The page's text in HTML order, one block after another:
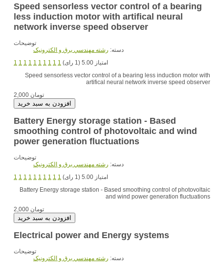
Speed sensorless vector control of a bearing
less induction motor with artifical neural
network inverse speed observer
توضیحات
دسته: رشته مهندسي برق و الکترونيک
1 1 1 1 1 1 1 1 1 1
امتیاز 5.00 (1 رای)
Speed sensorless vector control of a bearing less induction motor with
artifical neural network inverse speed observer
2,000 تومان
Battery Energy storage station - Based
smoothing control of photovoltaic and wind
power generation fluctuations
توضیحات
دسته: رشته مهندسي برق و الکترونيک
1 1 1 1 1 1 1 1 1 1
امتیاز 5.00 (1 رای)
Battery Energy storage station - Based smoothing control of photovoltaic
and wind power generation fluctuations
2,000 تومان
Electrical power and Energy systems
توضیحات
دسته: رشته مهندسي برق و الکترونيک